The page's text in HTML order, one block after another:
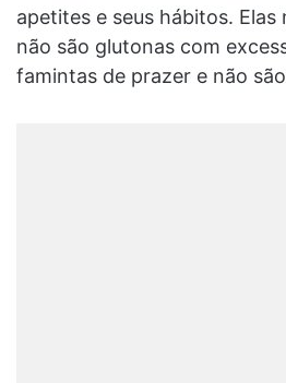
apetites e seus hábitos. Elas
não são glutonas com
famintas de prazer e não